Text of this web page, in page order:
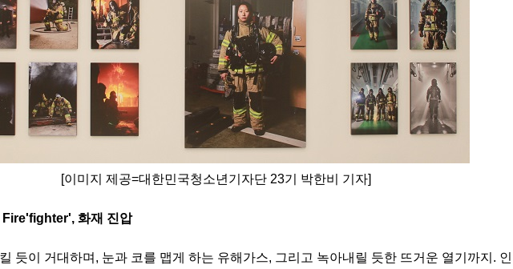
[이미지 제공=대한민국청소년기자단 23기 박한비 기자]
Fire'fighter', 화재 진압
듯이 거대하며, 눈과 코를 맵게 하는 유해가스, 그리고 녹아내릴 듯한 뜨거운 열기까지. 인